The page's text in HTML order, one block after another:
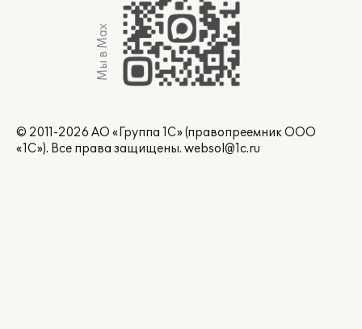
Мы в Max
© 2011-2026 АО «Группа 1С» (правопреемник ООО
«1С»). Все права защищены. websol@1c.ru